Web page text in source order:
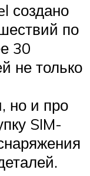
создано
по
30
не только
но и про
SIM-